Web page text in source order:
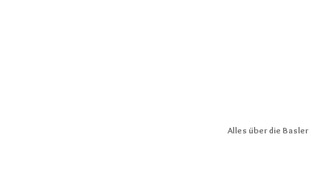
Alles über die